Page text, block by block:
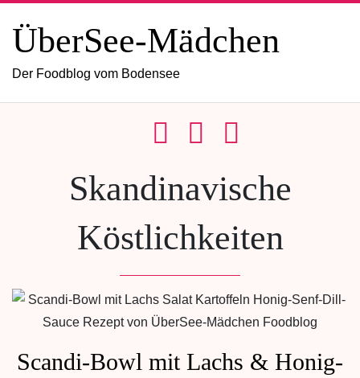
ÜberSee-Mädchen
Der Foodblog vom Bodensee
Skandinavische
Köstlichkeiten
Scandi-Bowl mit Lachs & Honig-